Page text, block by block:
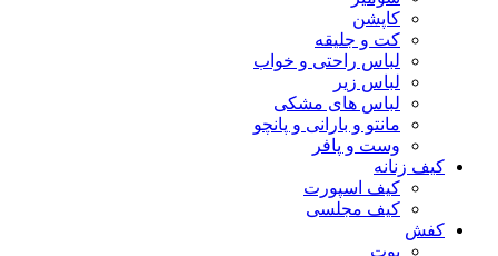
کاپشن
کت و جلیقه
لباس راحتی و خواب
لباس زیر
لباس های مشکی
مانتو و بارانی و پانچو
وست و پافر
کیف زنانه
کیف اسپورت
کیف مجلسی
کفش
بوت